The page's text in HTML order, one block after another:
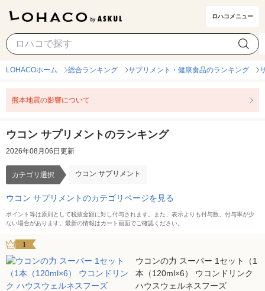
ロハコメニュー
ウコン サプリメント カテゴリ選択
LOHACOホーム 総合ランキング サプリメント・健康食品のランキング
熊本地震の影響について
ウコン サプリメントのランキング
2026年08月06日更新
カテゴリ選択 ウコン サプリメント
ウコン サプリメントのカテゴリページを見る
ポイント等は原則として税抜金額に対し付与されます。また、表示よりも付与数、付与率が少
ない場合があります。最新の情報はカート画面でご確認ください。
1
ウコンの力 スーパー 1セット（1
本（120ml×6） ウコンドリンク
ハウスウェルネスフーズ